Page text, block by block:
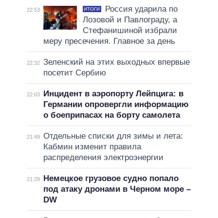
22:53 ИТОГИ
Россия ударила по
Лозовой и Павлограду, а
Стефанишиной избрали
меру пресечения. Главное за день
22:32 Зеленский на этих выходных впервые
посетит Сербию
22:03
Инцидент в аэропорту Лейпцига: в
Германии опровергли информацию
о боеприпасах на борту самолета
21:49 Отдельные списки для зимы и лета:
Кабмин изменит правила
распределения электроэнергии
21:29
Немецкое грузовое судно попало
под атаку дронами в Черном море –
DW